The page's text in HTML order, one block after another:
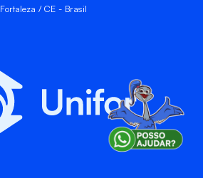
Fortaleza / CE - Brasil